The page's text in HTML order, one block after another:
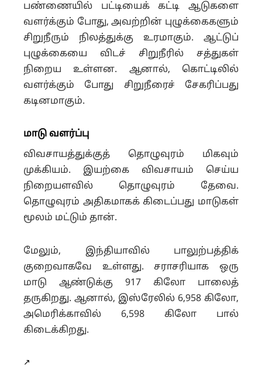
பண்ணையில் பட்டியைக் கட்டி ஆடுகளை
வளர்க்கும் போது, அவற்றின் புழுக்கைகளும்
சிறுநீரும் நிலத்துக்கு உரமாகும். ஆட்டுப்
புழுக்கையை விடச் சிறுநீரில் சத்துகள்
நிறைய உள்ளன. ஆனால், கொட்டிலில்
வளர்க்கும் போது சிறுநீரைச் சேகரிப்பது
கடினமாகும்.
மாடு வளர்ப்பு
விவசாயத்துக்குத் தொழுவுரம் மிகவும்
முக்கியம். இயற்கை விவசாயம் செய்ய
நிறையளவில் தொழுவுரம் தேவை.
தொழுவுரம் அதிகமாகக் கிடைப்பது மாடுகள்
மூலம் மட்டும் தான்.
மேலும், இந்தியாவில் பாலுற்பத்திக்
குறைவாகவே உள்ளது. சராசரியாக ஒரு
மாடு ஆண்டுக்கு 917 கிலோ பாலைத்
தருகிறது. ஆனால், இஸ்ரேலில் 6,958 கிலோ,
அமெரிக்காவில் 6,598 கிலோ பால்
கிடைக்கிறது.
↗️